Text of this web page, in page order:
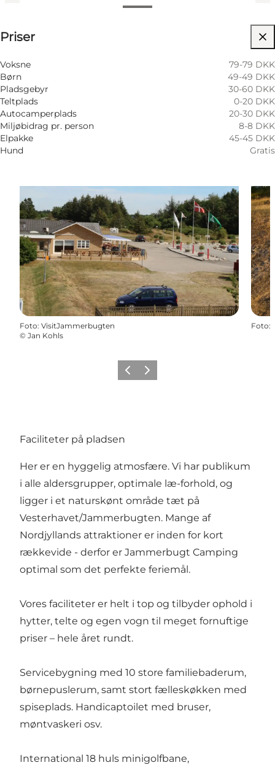
Priser
Voksne
79-79 DKK
Børn
49-49 DKK
Pladsgebyr
30-60 DKK
Teltplads
0-20 DKK
Autocamperplads
20-30 DKK
Miljøbidrag pr. person
8-8 DKK
Elpakke
45-45 DKK
Hund
Gratis
Foto: VisitJammerbugten
© Jan Kohls
Foto:
ForrigeNæste
Faciliteter på pladsen
Her er en hyggelig atmosfære. Vi har publikum
i alle aldersgrupper, optimale læ-forhold, og
ligger i et naturskønt område tæt på
Vesterhavet/Jammerbugten. Mange af
Nordjyllands attraktioner er inden for kort
rækkevide - derfor er Jammerbugt Camping
optimal som det perfekte feriemål.
Vores faciliteter er helt i top og tilbyder ophold i
hytter, telte og egen vogn til meget fornuftige
priser – hele året rundt.
Servicebygning med 10 store familiebaderum,
børnepuslerum, samt stort fælleskøkken med
spiseplads. Handicaptoilet med bruser,
møntvaskeri osv.
International 18 huls minigolfbane,